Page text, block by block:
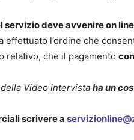
servizio deve avvenire on line
effettuato l’ordine che
relativo, che il pagamento
Video intervista ha un
scrivere a